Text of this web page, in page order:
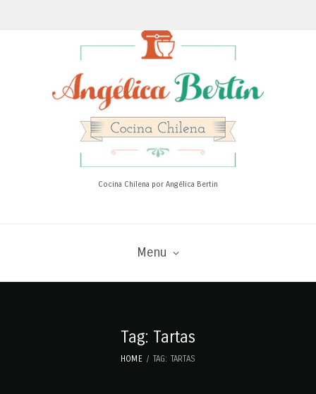
Cocina Chilena por Angélica Bertin
Menu
Tag: Tartas
HOME TAG: TARTAS